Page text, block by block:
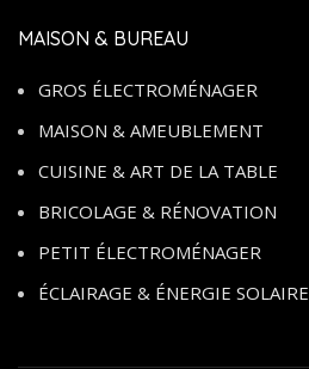
MAISON & BUREAU
GROS ÉLECTROMÉNAGER
MAISON & AMEUBLEMENT
CUISINE & ART DE LA TABLE
BRICOLAGE & RÉNOVATION
PETIT ÉLECTROMÉNAGER
ÉCLAIRAGE & ÉNERGIE SOLAIRE